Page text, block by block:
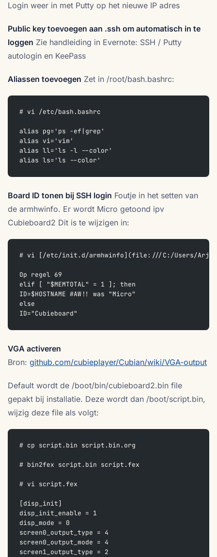
Login weer in met Putty op het nieuwe IP adres
Public key toevoegen aan .ssh om automatisch in te
loggen Zie handleiding in Evernote: SSH / Putty
autologin en KeePass
Aliassen toevoegen Zet in /root/bash.bashrc:
# vi /etc/bash.bashrc
alias pg='ps -ef|grep'
alias vi='vim'
alias ll='ls -l --color'
alias ls='ls --color'
Board ID tonen bij SSH login Foutje in het setten van
de armhwinfo. Er wordt Micro getoond ipv
Cubieboard2 Dit is te wijzigen in:
# vi [/etc/init.d/armhwinfo](file:///C:/Users/Arjan/
Op regel 69
elif [ "$MEMTOTAL" = 1 ]; then
ID=$HOSTNAME #AW!! was "Micro"
else
ID="Cubieboard"
VGA activeren
Bron: github.com/cubieplayer/Cubian/wiki/VGA-output
Default wordt de /boot/bin/cubieboard2.bin file
gepakt bij installatie. Deze wordt dan /boot/script.bin,
wijzig deze file als volgt:
# cp script.bin script.bin.org
# bin2fex script.bin script.fex
# vi script.fex
[disp_init]
disp_init_enable = 1
disp_mode = 0
screen0_output_type = 4
screen0_output_mode = 4
screen1_output_type = 2